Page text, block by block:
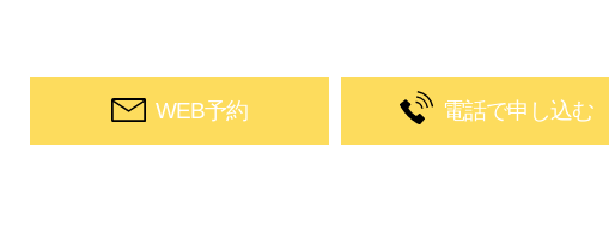
WEB予約 電話で申し込む